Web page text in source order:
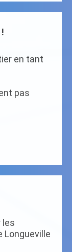
en tant
pas
les
Longueville